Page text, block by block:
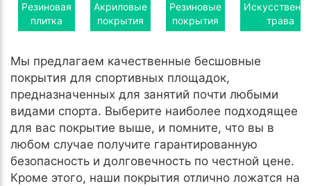
Резиновая
плитка
Акриловые
покрытия
Резиновые
покрытия
трава
Мы предлагаем качественные бесшовные
покрытия для спортивных площадок,
предназначенных для занятий почти любыми
видами спорта. Выберите наиболее подходящее
для вас покрытие выше, и помните, что вы в
любом случае получите гарантированную
безопасность и долговечность по честной цене.
Кроме этого, наши покрытия отлично ложатся на